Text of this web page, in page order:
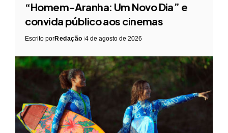
“Homem-Aranha: Um Novo Dia” e
convida público aos cinemas
Escrito porRedação 4 de agosto de 2026